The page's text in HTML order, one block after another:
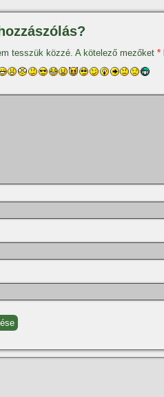
tesszük közzé. A kötelező mezőket *